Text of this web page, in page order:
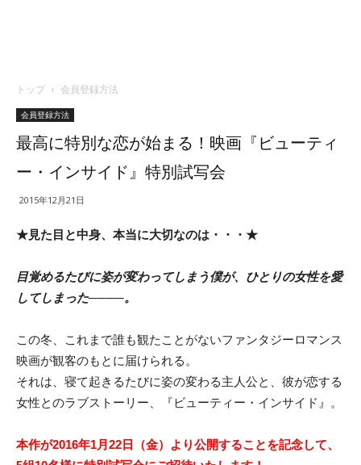
トップ 会員登録方法
会員登録方法
最高に特別な恋が始まる！映画『ビューティ
ー・インサイド』特別試写会
2015年12月21日
★見た目と中身、本当に大切なのは・・・★
目覚めるたびに姿が変わってしまう僕が、ひとりの女性を愛
してしまった────。
この冬、これまで誰も観たことがないファンタジーロマンス
映画が観客のもとに届けられる。
それは、寝て起きるたびに姿の変わる主人公と、彼が恋する
女性とのラブストーリー、『ビューティー・インサイド』。
本作が2016年1月22日（金）より公開することを記念して、